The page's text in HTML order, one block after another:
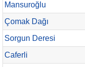
Mansuroğlu
Çomak Dağı
Sorgun Deresi
Caferli